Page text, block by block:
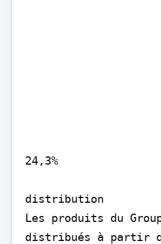
24,3%
distribution
Les produits du
distribués à partir